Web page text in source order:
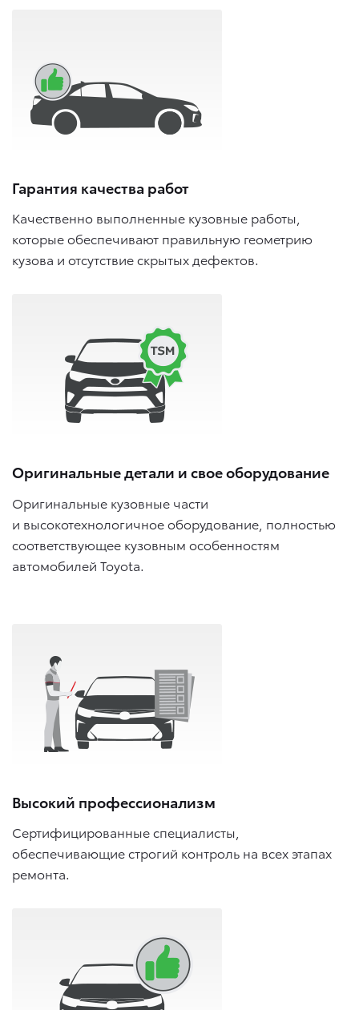
Гарантия качества работ
Качественно выполненные кузовные работы,
которые обеспечивают правильную геометрию
кузова и отсутствие скрытых дефектов.
Оригинальные детали и свое оборудование
Оригинальные кузовные части
и высокотехнологичное оборудование, полностью
соответствующее кузовным особенностям
автомобилей Toyota.
Высокий профессионализм
Сертифицированные специалисты,
обеспечивающие строгий контроль на всех этапах
ремонта.